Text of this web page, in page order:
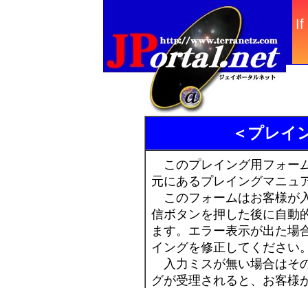
＜プレイ
このプレイング用フォー
元にあるプレイングマニュ
このフォームはお客様が
信ボタンを押した後に自動
ます。エラー表示が出た場
イングを修正してください
入力ミスが無い場合はそ
グが受理されると、お客様